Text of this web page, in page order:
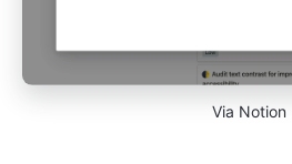
Via Notion